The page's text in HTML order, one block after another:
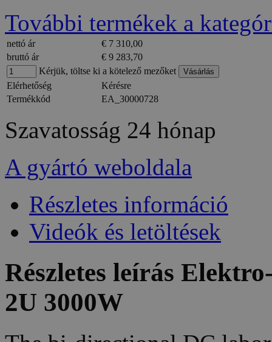
További termékek a
nettó ár
€ 7 310,00
bruttó ár
€ 9 283,70
Kérjük, töltse ki a kötelező mezőket
Elérhetőség
Kérésre
Termékkód
EA_30000728
Szavatosság 24 hónap
A gyártó weboldala
Részletes információ
Videók és letöltések
Részletes leírás
2U 3000W